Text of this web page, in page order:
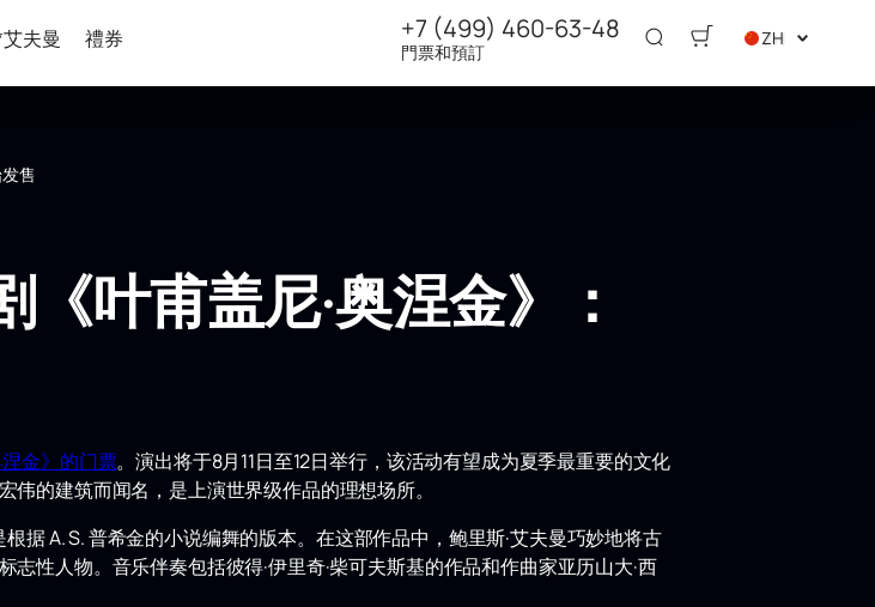
夫曼 禮券 +7 (499) 460-63-48
門票和預訂
ZH
售
叶甫盖尼·奥涅金》：
金》的门票。演出将于8月11日至12日举行，该活动有望成为夏季最重要的文化
的建筑而闻名，是上演世界级作品的理想场所。
据 A. S. 普希金的小说编舞的版本。在这部作品中，鲍里斯·艾夫曼巧妙地将古
性人物。音乐伴奏包括彼得·伊里奇·柴可夫斯基的作品和作曲家亚历山大·西